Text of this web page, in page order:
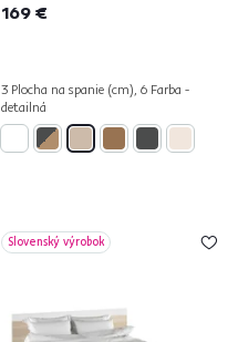
169 €
3 Plocha na spanie (cm), 6 Farba -
detailná
Slovenský výrobok